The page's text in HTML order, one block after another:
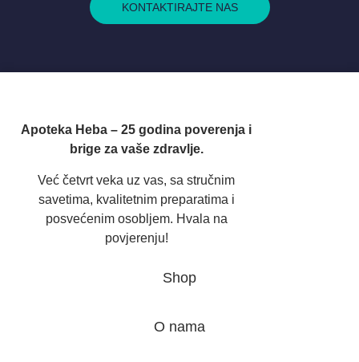
KONTAKTIRAJTE NAS
Apoteka Heba – 25 godina poverenja i
brige za vaše zdravlje.
Već četvrt veka uz vas, sa stručnim
savetima, kvalitetnim preparatima i
posvećenim osobljem. Hvala na
povjerenju!
Shop
O nama